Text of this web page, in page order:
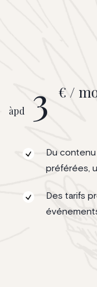
àpd 3 € /
Du
préférées,
Des tarifs